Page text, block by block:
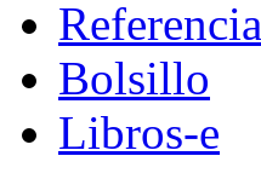
Referencia
Bolsillo
Libros-e